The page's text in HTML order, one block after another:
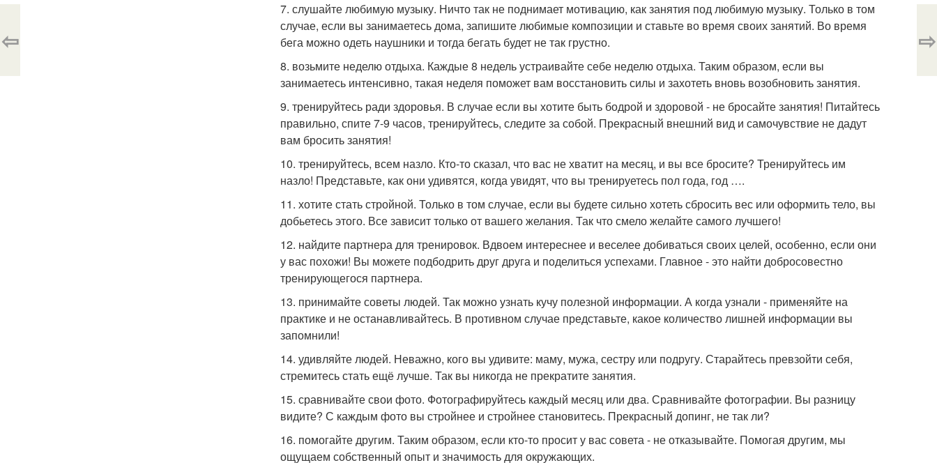
7. слушайте любимую музыку. Ничто так не поднимает мотивацию, как занятия под любимую музыку. Только в том
случае, если вы занимаетесь дома, запишите любимые композиции и ставьте во время своих занятий. Во время
бега можно одеть наушники и тогда бегать будет не так грустно.
8. возьмите неделю отдыха. Каждые 8 недель устраивайте себе неделю отдыха. Таким образом, если вы
занимаетесь интенсивно, такая неделя поможет вам восстановить силы и захотеть вновь возобновить занятия.
9. тренируйтесь ради здоровья. В случае если вы хотите быть бодрой и здоровой - не бросайте занятия! Питайтесь
правильно, спите 7-9 часов, тренируйтесь, следите за собой. Прекрасный внешний вид и самочувствие не дадут
вам бросить занятия!
10. тренируйтесь, всем назло. Кто-то сказал, что вас не хватит на месяц, и вы все бросите? Тренируйтесь им
назло! Представьте, как они удивятся, когда увидят, что вы тренируетесь пол года, год ….
11. хотите стать стройной. Только в том случае, если вы будете сильно хотеть сбросить вес или оформить тело, вы
добьетесь этого. Все зависит только от вашего желания. Так что смело желайте самого лучшего!
12. найдите партнера для тренировок. Вдвоем интереснее и веселее добиваться своих целей, особенно, если они
у вас похожи! Вы можете подбодрить друг друга и поделиться успехами. Главное - это найти добросовестно
тренирующегося партнера.
13. принимайте советы людей. Так можно узнать кучу полезной информации. А когда узнали - применяйте на
практике и не останавливайтесь. В противном случае представьте, какое количество лишней информации вы
запомнили!
14. удивляйте людей. Неважно, кого вы удивите: маму, мужа, сестру или подругу. Старайтесь превзойти себя,
стремитесь стать ещё лучше. Так вы никогда не прекратите занятия.
15. сравнивайте свои фото. Фотографируйтесь каждый месяц или два. Сравнивайте фотографии. Вы разницу
видите? С каждым фото вы стройнее и стройнее становитесь. Прекрасный допинг, не так ли?
16. помогайте другим. Таким образом, если кто-то просит у вас совета - не отказывайте. Помогая другим, мы
ощущаем собственный опыт и значимость для окружающих.
⇦ ⇨